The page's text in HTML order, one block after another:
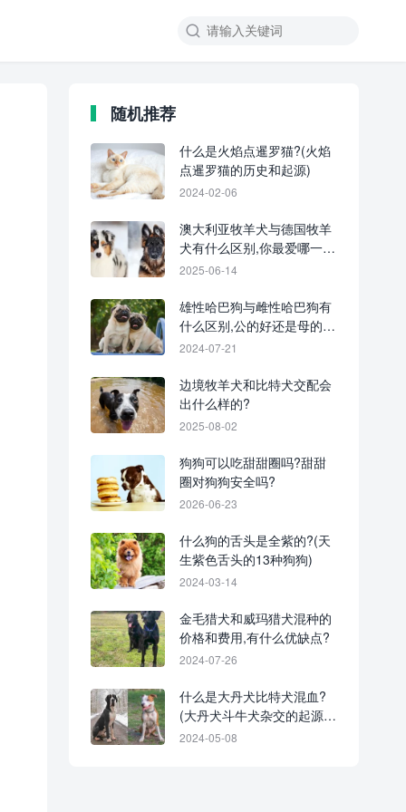
随机推荐
什么是火焰点暹罗猫?(火焰
点暹罗猫的历史和起源)
2024-02-06
澳大利亚牧羊犬与德国牧羊
犬有什么区别,你最爱哪一
款?
2025-06-14
雄性哈巴狗与雌性哈巴狗有
什么区别,公的好还是母的
好?
2024-07-21
边境牧羊犬和比特犬交配会
出什么样的?
2025-08-02
狗狗可以吃甜甜圈吗?甜甜
圈对狗狗安全吗?
2026-06-23
什么狗的舌头是全紫的?(天
生紫色舌头的13种狗狗)
2024-03-14
金毛猎犬和威玛猎犬混种的
价格和费用,有什么优缺点?
2024-07-26
什么是大丹犬比特犬混血?
(大丹犬斗牛犬杂交的起源和
历史)
2024-05-08